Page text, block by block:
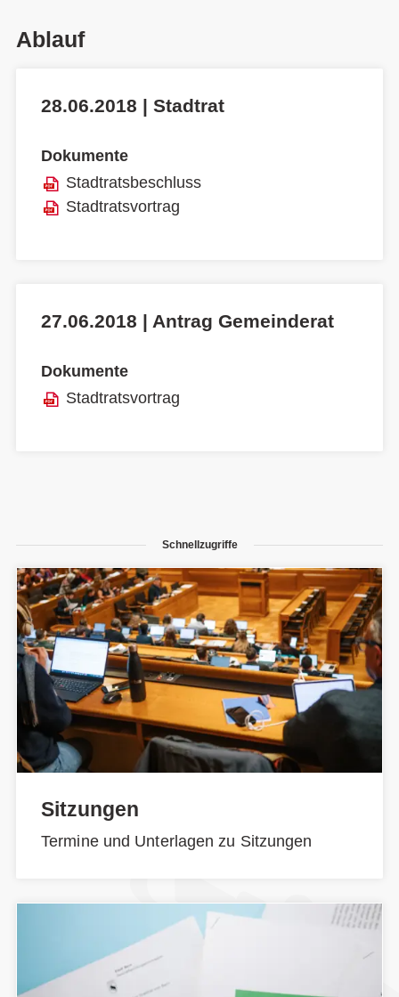
Ablauf
28.06.2018 | Stadtrat
Dokumente
Stadtratsbeschluss
Stadtratsvortrag
27.06.2018 | Antrag Gemeinderat
Dokumente
Stadtratsvortrag
Schnellzugriffe
Sitzungen
Termine und Unterlagen zu Sitzungen